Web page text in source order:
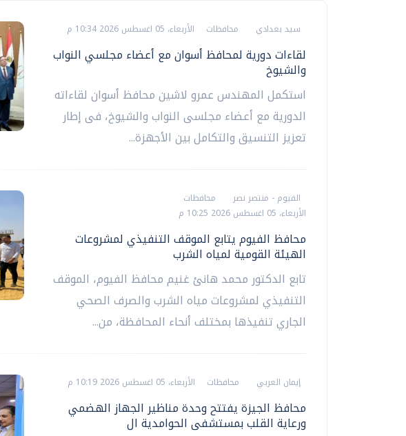
سيد بغدادي محافظات الأربعاء، 05 اغسطس 2026 10:34 م
لقاءات دورية لمحافظ أسوان مع أعضاء مجلسي النواب
والشيوخ
استكمل المهندس عمرو لاشين محافظ أسوان لقاءاته
الدورية مع أعضاء مجلسى النواب والشيوخ، فى إطار
تعزيز التنسيق والتكامل بين الأجهزة...
الفيوم - منتصر نصر
محافظات
الأربعاء، 05 اغسطس 2026 10:25 م
محافظ الفيوم يتابع الموقف التنفيذي لمشروعات
الهيئة القومية لمياه الشرب
تابع الدكتور محمد هانئ غنيم محافظ الفيوم، الموقف
التنفيذي لمشروعات مياه الشرب والصرف الصحي
الجاري تنفيذها بمختلف أنحاء المحافظة، من...
إيمان العربي محافظات الأربعاء، 05 اغسطس 2026 10:19 م
محافظ الجيزة يفتتح وحدة مناظير الجهاز الهضمي
ورعاية القلب بمستشفى الحوامدية ال